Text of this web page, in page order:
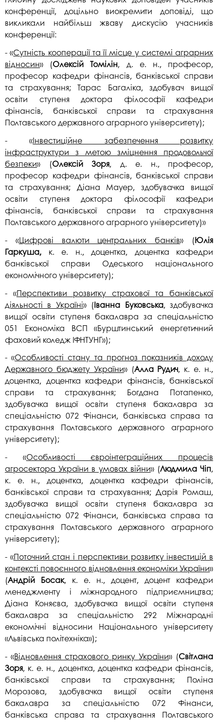
конференції, доцільно виокремити доповіді, що
викликали найбільш жваву дискусію учасників
конференції:
- «Сутність кооперації та її місце у системі аграрних
відносин» (Олексій Томілін, д. е. н., професор,
професор кафедри фінансів, банківської справи
та страхування; Тарас Багаліка, здобувач вищої
освіти ступеня доктора філософії кафедри
фінансів, банківської справи та страхування
Полтавського державного аграрного університету);
- «Інвестиційне забезпечення розвитку
інфраструктури з метою зміцнення продовольчої
безпеки» (Олексій Зоря, д. е. н., професор,
професор кафедри фінансів, банківської справи
та страхування; Діана Мауер, здобувачка вищої
освіти ступеня доктора філософії кафедри
фінансів, банківської справи та страхування
Полтавського державного аграрного університету)»
- «Цифрові валюти центральних банків» (Юлія
Гаркуша, к. е. н., доцентка, доцентка кафедри
банківської справи Одеського національного
економічного університету);
- «Перспективи розвитку страхової та банківської
діяльності в Україні» (Іванна Буковська, здобувачка
вищої освіти ступеня бакалавра за спеціальністю
051 Економіка ВСП «Бурштинський енергетичний
фаховий коледж ІФНТУНГ»);
- «Особливості стану та прогноз показників доходу
Державного бюджету України» (Алла Рудич, к. е. н.,
доцентка, доцентка кафедри фінансів, банківської
справи та страхування; Богдана Потапенко,
здобувачка вищої освіти ступеня бакалавра за
спеціальністю 072 Фінанси, банківська справа та
страхування Полтавського державного аграрного
університету);
- «Особливості євроінтеграційних процесів
агросектора України в умовах війни» (Людмила Чіп,
к. е. н., доцентка, доцентка кафедри фінансів,
банківської справи та страхування; Дарія Ромаш,
здобувачка вищої освіти ступеня бакалавра за
спеціальністю 072 Фінанси, банківська справа та
страхування Полтавського державного аграрного
університету);
- «Поточний стан і перспективи розвитку інвестицій в
контексті повоєнного відновлення економіки України»
(Андрій Босак, к. е. н., доцент, доцент кафедри
менеджменту і міжнародного підприємництва;
Діана Коняєва, здобувачка вищої освіти ступеня
бакалавра за спеціальністю 292 Міжнародні
економічні відносини Національного університету
«Львівська політехніка»);
- «Відновлення страхового ринку України» (Світлана
Зоря, к. е. н., доцентка, доцентка кафедри фінансів,
банківської справи та страхування; Поліна
Морозова, здобувачка вищої освіти ступеня
бакалавра за спеціальністю 072 Фінанси,
банківська справа та страхування Полтавського